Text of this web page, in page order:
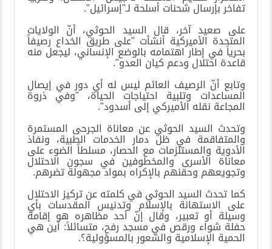
تفاخر بإرسال شحنات أسلحة لـ"إسرائيل".
على صعيد آخر، قال السيد الحوثي، أنّ الولايات
المتحدة الأميركية أنشأت "على طريق الخداع رصيفاً
بحرياً في إطار اهتمامه بالوضع الإنساني، ليجعل منه
قاعدة احتلال ودعم كيان العدو".
وتابع أنّ الرصيف العائم ليس له أي دور في إيصال
المساعدات وتلبية احتياجات الحياة، "وفي ذروة
المجاعة نقله الأميركي إلى أسدود".
وتحدث السيد الحوثي عن معاناة الجرحى المستمرة
والمتفاقمة في ظل دمار الخدمات الطبية، ونفاذ
الأدوية والمستلزمات مع الحصار، مسلطاً الضوء على
معاناة الأسرى والمخطوفين في سجون الاحتلال
وتجويعهم وحقنهم بالإكراه بمواد مجهولة تضرهم.
كما تحدث السيد الحوثي في كلمته عن تركيز الاحتلال
على الاستهانة بالإسلام وتدنيس المقدسات بأي
وسيلة أو تعبير، وقال إنّ أحد مظاهره هو إقامة
حفلة شواء ورقص في مسجد رفح، متسائلاً: أين هي
الحمية الإسلامية والشعور بالمسؤولية؟.